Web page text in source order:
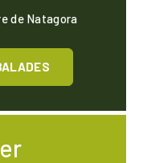
de Natagora